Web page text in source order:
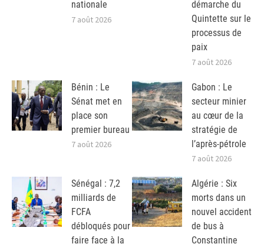
nationale
7 août 2026
démarche du
Quintette sur le
processus de
paix
7 août 2026
Bénin : Le
Sénat met en
place son
premier bureau
7 août 2026
Gabon : Le
secteur minier
au cœur de la
stratégie de
l’après-pétrole
7 août 2026
Sénégal : 7,2
milliards de
FCFA
débloqués pour
faire face à la
Algérie : Six
morts dans un
nouvel accident
de bus à
Constantine